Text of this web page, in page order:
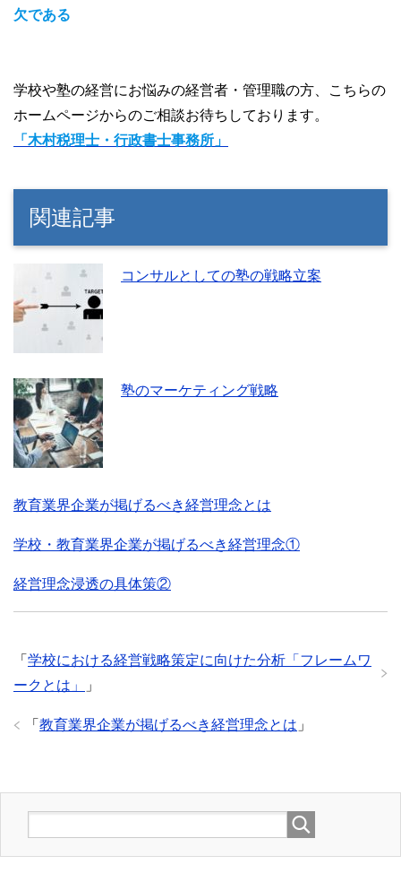
欠である
学校や塾の経営にお悩みの経営者・管理職の方、こちらの
ホームページからのご相談お待ちしております。
「木村税理士・行政書士事務所」
関連記事
コンサルとしての塾の戦略立案
塾のマーケティング戦略
教育業界企業が掲げるべき経営理念とは
学校・教育業界企業が掲げるべき経営理念①
経営理念浸透の具体策②
「 学校における経営戦略策定に向けた分析「フレームワ
ークとは」
」
「 教育業界企業が掲げるべき経営理念とは 」